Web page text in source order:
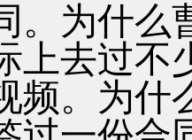
。为什么
上去过不
频。为什